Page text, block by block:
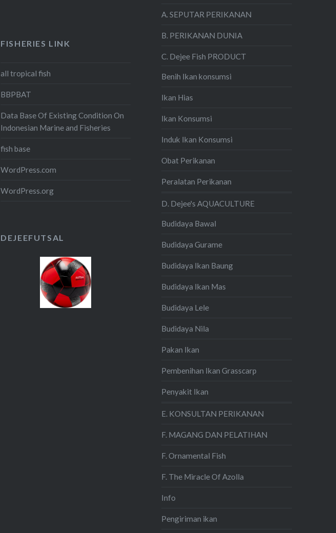
A. SEPUTAR PERIKANAN
B. PERIKANAN DUNIA
C. Dejee Fish PRODUCT
Benih Ikan konsumsi
Ikan Hias
Ikan Konsumsi
Induk Ikan Konsumsi
Obat Perikanan
Peralatan Perikanan
D. Dejee's AQUACULTURE
Budidaya Bawal
Budidaya Gurame
Budidaya Ikan Baung
Budidaya Ikan Mas
Budidaya Lele
Budidaya Nila
Pakan Ikan
Pembenihan Ikan Grasscarp
Penyakit Ikan
E. KONSULTAN PERIKANAN
F. MAGANG DAN PELATIHAN
F. Ornamental Fish
F. The Miracle Of Azolla
Info
Pengiriman ikan
FISHERIES LINK
all tropical fish
BBPBAT
Data Base Of Existing Condition On
Indonesian Marine and Fisheries
fish base
WordPress.com
WordPress.org
DEJEEFUTSAL